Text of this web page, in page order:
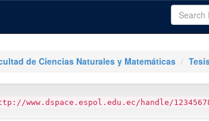
de Ciencias Naturales y Matemáticas
www.dspace.espol.edu.ec/handle/